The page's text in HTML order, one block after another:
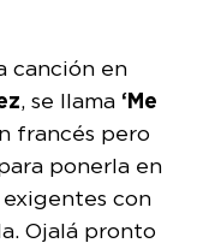
canción en
, se llama ‘Me
francés pero
ponerla en
con
Ojalá pronto